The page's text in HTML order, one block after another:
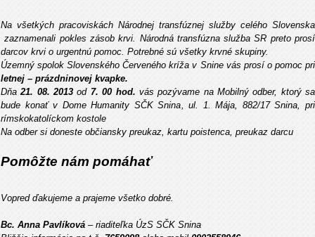
Na všetkých pracoviskách Národnej transfúznej služby celého Slovenska
zaznamenali pokles zásob krvi. Národná transfúzna služba SR preto prosí
darcov krvi o urgentnú pomoc. Potrebné sú všetky krvné skupiny.
Územný spolok Slovenského Červeného kríža v Snine vás prosí o pomoc pri
letnej – prázdninovej kvapke.
Dňa21. 08. 2013 od 7. 00 hod. vás pozývame na Mobilný odber, ktorý sa
bude konať v Dome Humanity SČK Snina, ul. 1. Mája, 882/17 Snina, pri
rímskokatolíckom kostole
Na odber si doneste občiansky preukaz, kartu poistenca, preukaz darcu
Pomôžte nám pomáhať
Vopred ďakujeme a prajeme všetko dobré.
Bc. Anna Pavlíková – riaditeľka ÚzS SČK Snina